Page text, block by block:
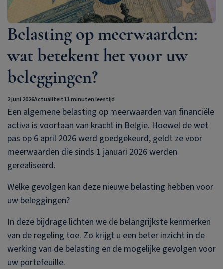
Belasting op meerwaarden:
wat betekent het voor uw
beleggingen?
2 juni 2026Actualiteit11 minuten leestijd
Een algemene belasting op meerwaarden van financiële
activa is voortaan van kracht in België. Hoewel de wet
pas op 6 april 2026 werd goedgekeurd, geldt ze voor
meerwaarden die sinds 1 januari 2026 werden
gerealiseerd.
Welke gevolgen kan deze nieuwe belasting hebben voor
uw beleggingen?
In deze bijdrage lichten we de belangrijkste kenmerken
van de regeling toe. Zo krijgt u een beter inzicht in de
werking van de belasting en de mogelijke gevolgen voor
uw portefeuille.